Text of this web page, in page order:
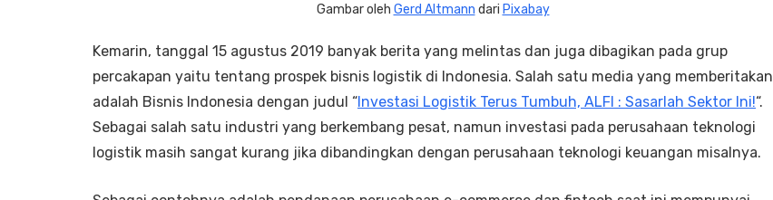
Gambar oleh Gerd Altmann dari Pixabay
Kemarin, tanggal 15 agustus 2019 banyak berita yang melintas dan juga dibagikan pada grup
percakapan yaitu tentang prospek bisnis logistik di Indonesia. Salah satu media yang memberitakan
adalah Bisnis Indonesia dengan judul “ Investasi Logistik Terus Tumbuh, ALFI : Sasarlah Sektor Ini!“.
Sebagai salah satu industri yang berkembang pesat, namun investasi pada perusahaan teknologi
logistik masih sangat kurang jika dibandingkan dengan perusahaan teknologi keuangan misalnya.